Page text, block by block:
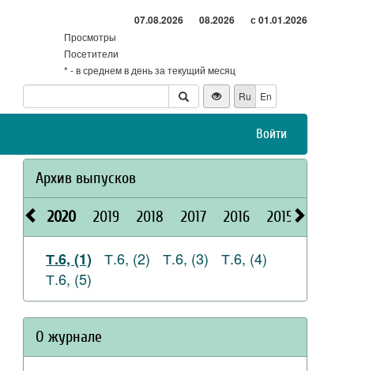
07.08.2026 08.2026 с 01.01.2026
Просмотры
Посетители
* - в среднем в день за текущий месяц
Ru
En
Войти
Архив выпусков
2020 2019 2018 2017 2016 2015
Т.6, (1) Т.6, (2) Т.6, (3)
Т.6, (4)
Т.6, (5)
О журнале